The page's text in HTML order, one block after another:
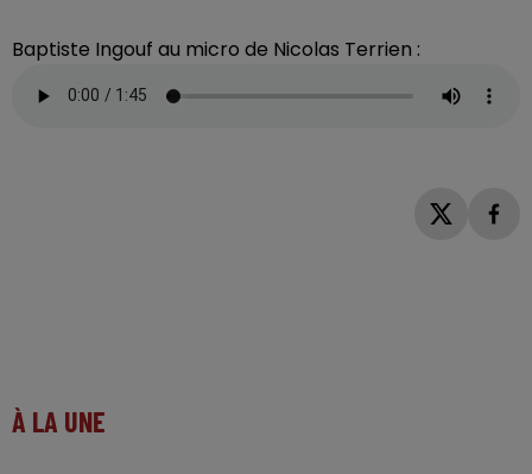
Baptiste Ingouf au micro de Nicolas Terrien :
À LA UNE